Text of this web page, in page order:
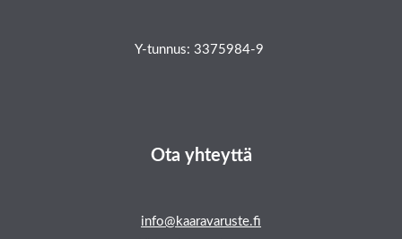
Y-tunnus: 3375984-9
Ota yhteyttä
info@kaaravaruste.fi